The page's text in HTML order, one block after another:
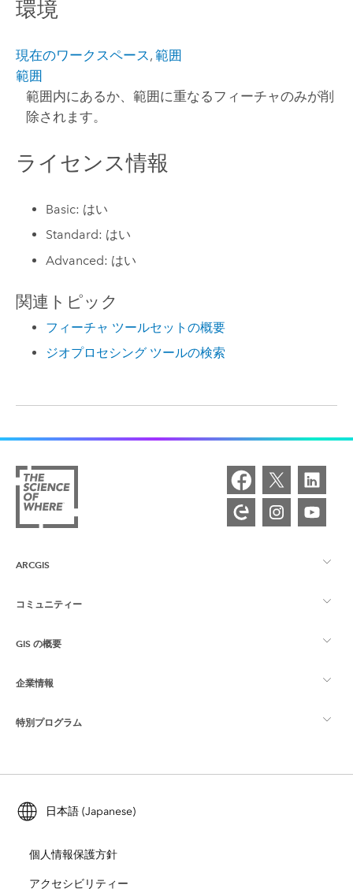
環境
現在のワークスペース, 範囲
範囲
範囲内にあるか、範囲に重なるフィーチャのみが削
除されます。
ライセンス情報
Basic: はい
Standard: はい
Advanced: はい
関連トピック
フィーチャ ツールセットの概要
ジオプロセシング ツールの検索
ARCGIS
ArcGIS の概要
マッピング
コミュニティー
Esri Community
ArcGIS ブログ
ユーザー調査およびテスト
Esri Young Professionals Network
GIS の概要
GIS とは
ロケーション インテリジェンス
トレーニング
ArcUser
ArcNews
企業情報
Esri について
採用情報
オープンビジョン
特別プログラム
ArcGIS for Student Use
自然保護
日本語 (Japanese)
個人情報保護方針
アクセシビリティー